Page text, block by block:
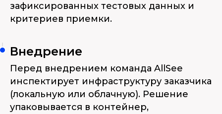
зафиксированных тестовых данных и
критериев приемки.
Внедрение
Перед внедрением команда AllSee
инспектирует инфраструктуру заказчика
(локальную или облачную). Решение
упаковывается в контейнер,